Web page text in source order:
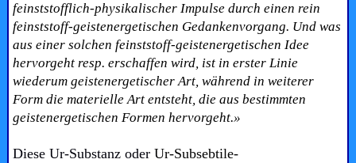
feinststofflich-physikalischer Impulse durch einen rein
feinststoff-geistenergetischen Gedankenvorgang. Und was
aus einer solchen feinststoff-geistenergetischen Idee
hervorgeht resp. erschaffen wird, ist in erster Linie
wiederum geistenergetischer Art, während in weiterer
Form die materielle Art entsteht, die aus bestimmten
geistenergetischen Formen hervorgeht.»
Diese Ur-Substanz oderUr-Subsebtile-